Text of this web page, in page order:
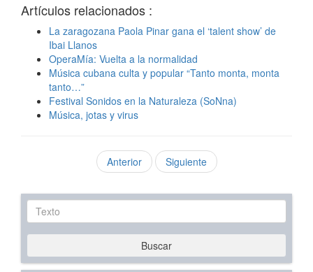
Artículos relacionados :
La zaragozana Paola Pinar gana el ‘talent show’ de
Ibai Llanos
OperaMía: Vuelta a la normalidad
Música cubana culta y popular “Tanto monta, monta
tanto…”
Festival Sonidos en la Naturaleza (SoNna)
Música, jotas y virus
Anterior Siguiente
Texto
Buscar